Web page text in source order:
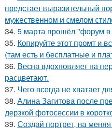
предстает выразительный
мужественном и смелом
34. 5 марта прошёл "форум
35. Копируйте этот промт и
(там есть и бесплатные и
36. Весна вдохновляет на
расцветают.
37. Чего всегда не хватает
38. Алина Загитова после
дерзкой фотосессии в
39. Создай портрет, на